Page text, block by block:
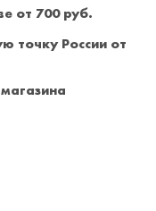
от 700 руб.
точку России от